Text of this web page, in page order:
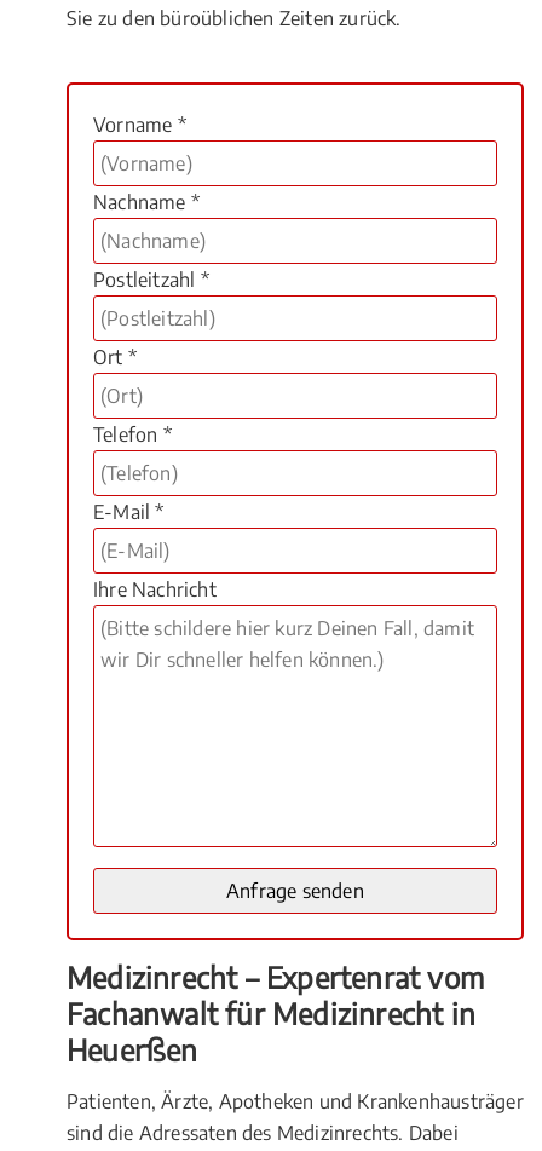
Sie zu den büroüblichen Zeiten zurück.
Vorname *
Nachname *
Postleitzahl *
Ort *
Telefon *
E-Mail *
Ihre Nachricht
Medizinrecht – Expertenrat vom
Fachanwalt für Medizinrecht in
Heuerßen
Patienten, Ärzte, Apotheken und Krankenhausträger
sind die Adressaten des Medizinrechts. Dabei